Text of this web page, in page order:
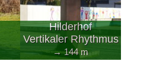
Hilderhof
Vertikaler Rhythmus
→ 144 m